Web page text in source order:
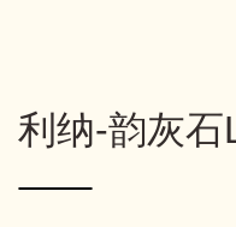
利纳-韵灰石